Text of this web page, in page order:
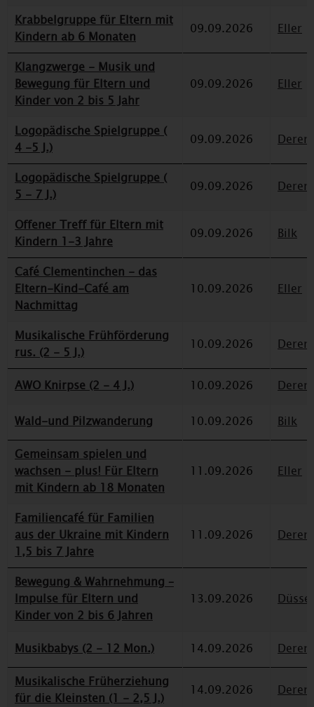
Krabbelgruppe für Eltern mit
Kindern ab 6 Monaten
09.09.2026 Eller
Klangzwerge - Musik und
Bewegung für Eltern und
Kinder von 2 bis 5 Jahr
09.09.2026 Eller
Logopädische Spielgruppe (
4 -5 J.)
09.09.2026
Logopädische Spielgruppe (
5 - 7 J.)
09.09.2026
Offener Treff für Eltern mit
Kindern 1-3 Jahre
09.09.2026 Bilk
Café Clementinchen - das
Eltern-Kind-Café am
Nachmittag
10.09.2026 Eller
Musikalische Frühförderung
rus. (2 - 5 J.)
10.09.2026
AWO Knirpse (2 - 4 J.) 10.09.2026
Wald-und Pilzwanderung 10.09.2026
Bilk
Gemeinsam spielen und
wachsen - plus! Für Eltern
mit Kindern ab 18 Monaten
11.09.2026 Eller
Familiencafé für Familien
aus der Ukraine mit Kindern
1,5 bis 7 Jahre
11.09.2026
Bewegung & Wahrnehmung –
Impulse für Eltern und
Kinder von 2 bis 6 Jahren
13.09.2026
Musikbabys (2 - 12 Mon.) 14.09.2026
Musikalische Früherziehung
für die Kleinsten (1 - 2,5 J.)
14.09.2026